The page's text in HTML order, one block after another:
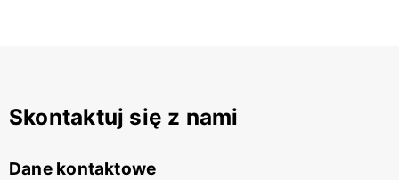
Skontaktuj się z nami
Dane kontaktowe